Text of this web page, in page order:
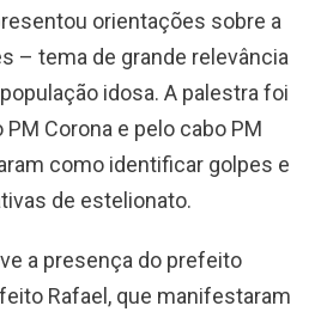
orientações sobre a
– tema de grande relevância
idosa. A palestra foi
Corona e pelo cabo PM
como identificar golpes e
de estelionato.
a presença do prefeito
Rafael, que manifestaram